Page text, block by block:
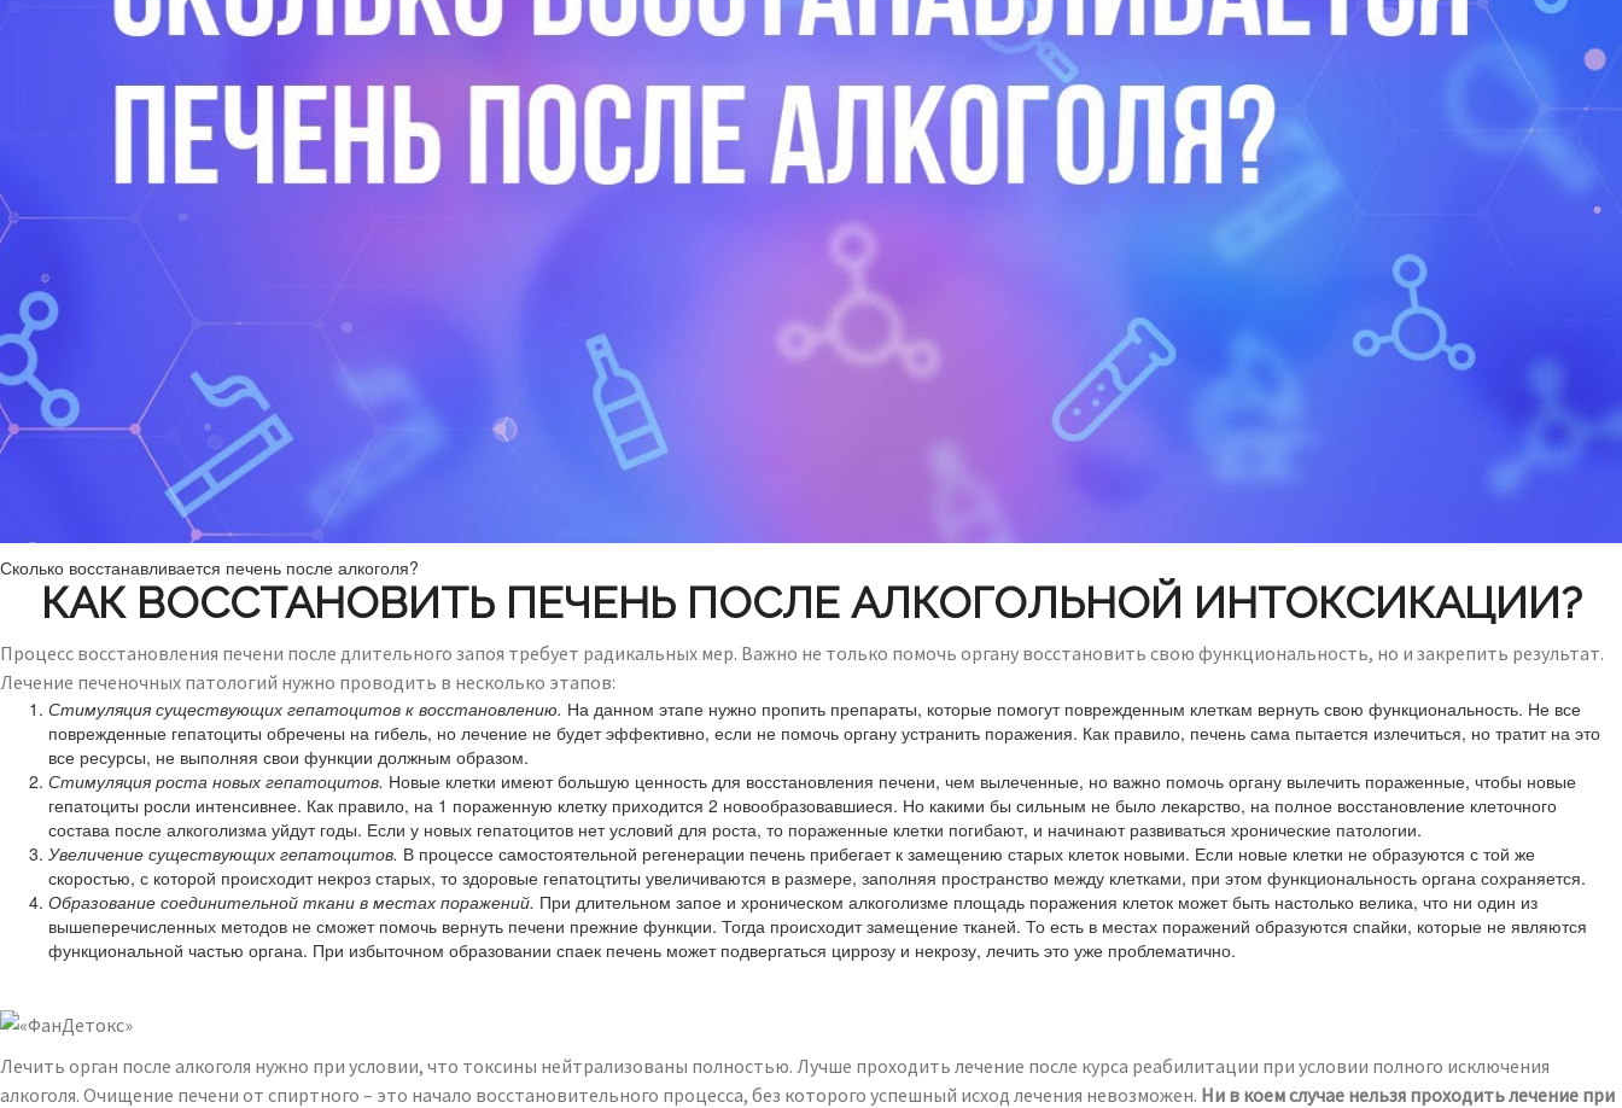
Сколько восстанавливается печень после алкоголя?
КАК ВОССТАНОВИТЬ ПЕЧЕНЬ ПОСЛЕ АЛКОГОЛЬНОЙ ИНТОКСИКАЦИИ?
Процесс восстановления печени после длительного запоя требует радикальных мер. Важно не только помочь органу восстановить свою функциональность, но и закрепить результат.
Лечение печеночных патологий нужно проводить в несколько этапов:
Стимуляция существующих гепатоцитов к восстановлению. На данном этапе нужно пропить препараты, которые помогут поврежденным клеткам вернуть свою функциональность. Не все
поврежденные гепатоциты обречены на гибель, но лечение не будет эффективно, если не помочь органу устранить поражения. Как правило, печень сама пытается излечиться, но тратит на это
все ресурсы, не выполняя свои функции должным образом.
Стимуляция роста новых гепатоцитов. Новые клетки имеют большую ценность для восстановления печени, чем вылеченные, но важно помочь органу вылечить пораженные, чтобы новые
гепатоциты росли интенсивнее. Как правило, на 1 пораженную клетку приходится 2 новообразовавшиеся. Но какими бы сильным не было лекарство, на полное восстановление клеточного
состава после алкоголизма уйдут годы. Если у новых гепатоцитов нет условий для роста, то пораженные клетки погибают, и начинают развиваться хронические патологии.
Увеличение существующих гепатоцитов. В процессе самостоятельной регенерации печень прибегает к замещению старых клеток новыми. Если новые клетки не образуются с той же
скоростью, с которой происходит некроз старых, то здоровые гепатоцтиты увеличиваются в размере, заполняя пространство между клетками, при этом функциональность органа сохраняется.
Образование соединительной ткани в местах поражений. При длительном запое и хроническом алкоголизме площадь поражения клеток может быть настолько велика, что ни один из
вышеперечисленных методов не сможет помочь вернуть печени прежние функции. Тогда происходит замещение тканей. То есть в местах поражений образуются спайки, которые не являются
функциональной частью органа. При избыточном образовании спаек печень может подвергаться циррозу и некрозу, лечить это уже проблематично.
Лечить орган после алкоголя нужно при условии, что токсины нейтрализованы полностью. Лучше проходить лечение после курса реабилитации при условии полного исключения
алкоголя. Очищение печени от спиртного – это начало восстановительного процесса, без которого успешный исход лечения невозможен. Ни в коем случае нельзя проходить лечение при